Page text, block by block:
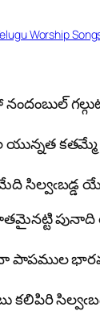
Worship
కతమ్మే
సిల్వఁబడ్డ
పాపముల
కలిపిరి